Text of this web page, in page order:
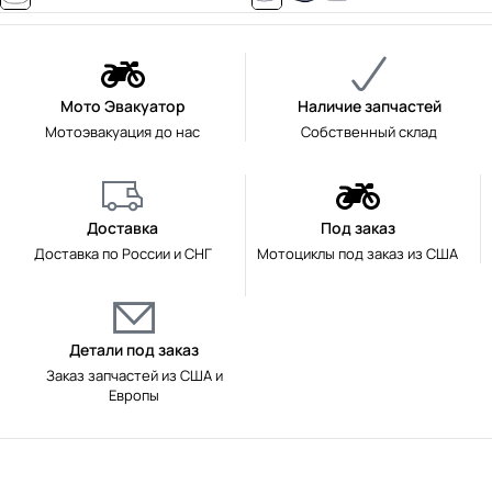
Мото Эвакуатор
Мотоэвакуация до нас
Наличие запчастей
Собственный склад
Доставка
Доставка по России и СНГ
Под заказ
Мотоциклы под заказ из США
Детали под заказ
Заказ запчастей из США и
Европы